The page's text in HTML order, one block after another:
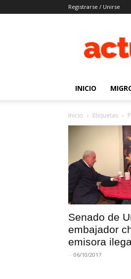
Registrarse / Unirse
INICIO
Inicio Etiquetas
Senado de
embajador
emisora
- 06/10/2017